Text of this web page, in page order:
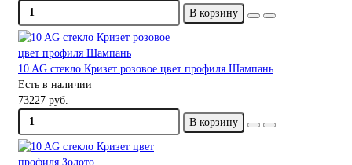
В корзину
10 AG стекло Кризет розовое цвет профиля Шампань
Есть в наличии
73227 руб.
В корзину